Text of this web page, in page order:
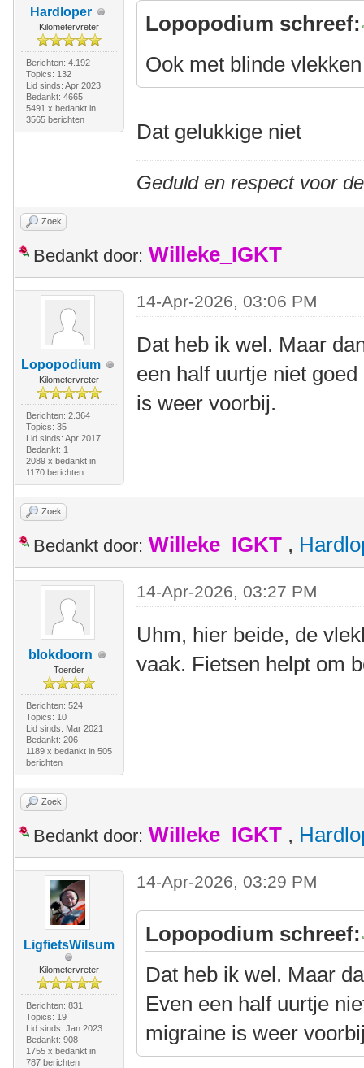
Hardloper
Kilometervreter
Berichten: 4.192
Topics: 132
Lid sinds: Apr 2023
Bedankt: 4665
5491 x bedankt in
3565 berichten
Lopopodium schreef:
Ook met blinde
Dat gelukkige niet
Geduld en respect voor
Zoek
Bedankt door: Willeke_IGKT
Lopopodium
Kilometervreter
Berichten: 2.364
Topics: 35
Lid sinds: Apr 2017
Bedankt: 1
2089 x bedankt in
1170 berichten
14-Apr-2026, 03:06 PM
Dat heb ik wel. Maar
een half uurtje niet
is weer voorbij.
Zoek
Bedankt door: Willeke_IGKT ,
blokdoorn
Toerder
Berichten: 524
Topics: 10
Lid sinds: Mar 2021
Bedankt: 206
1189 x bedankt in 505
berichten
14-Apr-2026, 03:27 PM
Uhm, hier beide, de
vaak. Fietsen helpt om
Zoek
Bedankt door: Willeke_IGKT ,
LigfietsWilsum
Kilometervreter
Berichten: 831
Topics: 19
Lid sinds: Jan 2023
Bedankt: 908
1755 x bedankt in
787 berichten
14-Apr-2026, 03:29 PM
Lopopodium schreef:
Dat heb ik wel. Maar
Even een half uurtje
migraine is weer